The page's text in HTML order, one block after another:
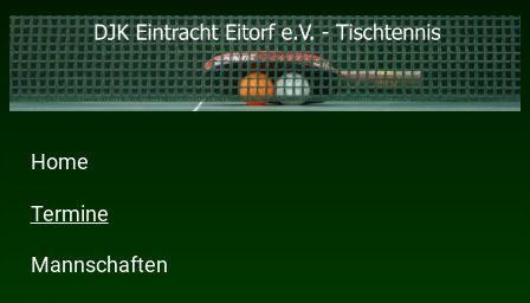
Home
Termine
Mannschaften